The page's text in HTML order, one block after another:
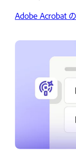
Adobe Acrobat